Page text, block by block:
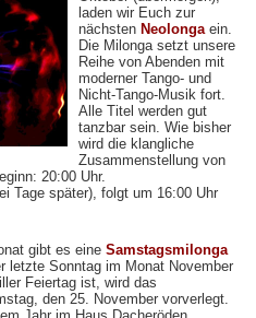
laden wir Euch zur
nächsten Neolongaein.
Die Milonga setzt unsere
Reihe von Abenden mit
moderner Tango- und
Nicht-Tango-Musik fort.
Alle Titel werden gut
tanzbar sein. Wie bisher
wird die klangliche
Zusammenstellung von
20:00 Uhr.
Tage später), folgt um 16:00 Uhr
gibt es eine Samstagsmilonga
letzte Sonntag im Monat November
Feiertag ist, wird das
den 25. November vorverlegt.